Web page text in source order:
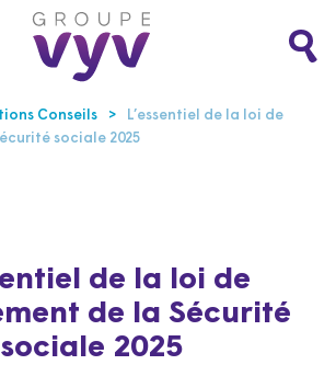
Conseils
L’essentiel de la loi de
sociale 2025
de la loi de
de la Sécurité
sociale 2025